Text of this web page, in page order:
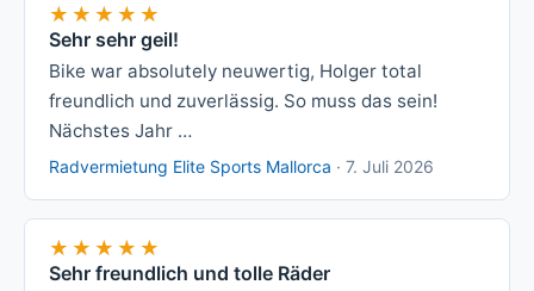
★★★★★
★★★★★
Sehr sehr geil!
Bike war absolutely neuwertig, Holger total
freundlich und zuverlässig. So muss das sein!
Nächstes Jahr …
Radvermietung Elite Sports Mallorca · 7. Juli 2026
★★★★★
★★★★★
Sehr freundlich und tolle Räder